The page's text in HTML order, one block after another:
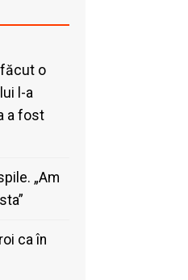
făcut o
l-a
a fost
„Am
ca în